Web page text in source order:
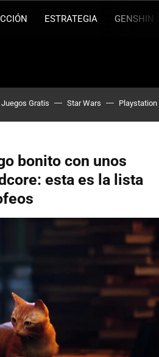
ESTRATEGIA GENSHIN
Juegos Gratis Star Wars Playstation
bonito con unos
esta es la lista